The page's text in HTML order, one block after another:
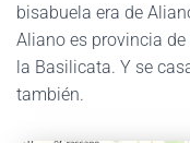
bisabuela era de
Aliano es provincia
la Basilicata. Y se
también.